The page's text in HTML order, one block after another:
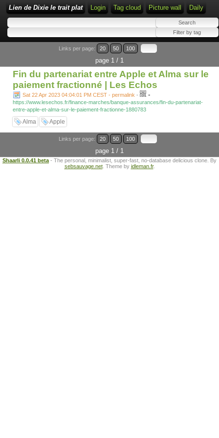
Lien de Dixie le trait plat Login Tag cloud Picture wall Daily
Links per page: 20 50 100
page 1 / 1
Fin du partenariat entre Apple et Alma sur le
paiement fractionné | Les Echos
Sat 22 Apr 2023 04:04:01 PM CEST - permalink - -
https://www.lesechos.fr/finance-marches/banque-assurances/fin-du-partenariat-
entre-apple-et-alma-sur-le-paiement-fractionne-1880783
Alma Apple
Links per page: 20 50 100
page 1 / 1
Shaarli 0.0.41 beta - The personal, minimalist, super-fast, no-database delicious clone. By
sebsauvage.net. Theme by idleman.fr.